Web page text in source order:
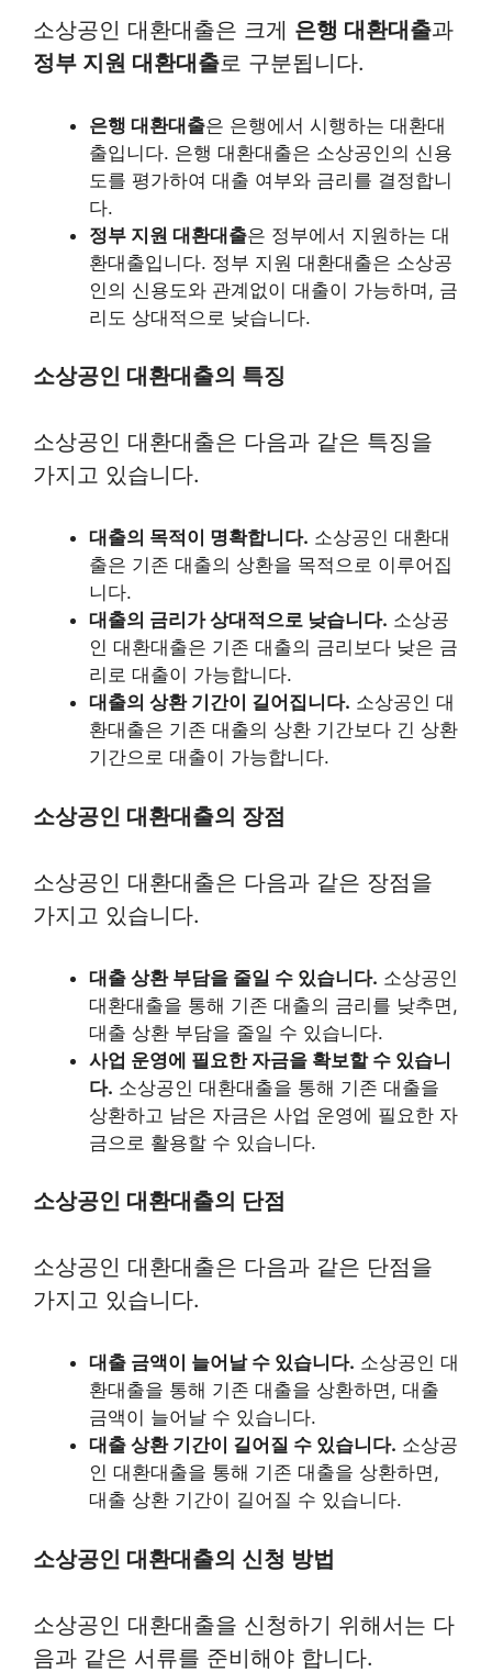
소상공인 대환대출은 크게 은행 대환대출과
정부 지원 대환대출로 구분됩니다.
은행 대환대출은 은행에서 시행하는 대환대
출입니다. 은행 대환대출은 소상공인의 신용
도를 평가하여 대출 여부와 금리를 결정합니
다.
정부 지원 대환대출은 정부에서 지원하는 대
환대출입니다. 정부 지원 대환대출은 소상공
인의 신용도와 관계없이 대출이 가능하며, 금
리도 상대적으로 낮습니다.
소상공인 대환대출의 특징
소상공인 대환대출은 다음과 같은 특징을
가지고 있습니다.
대출의 목적이 명확합니다. 소상공인 대환대
출은 기존 대출의 상환을 목적으로 이루어집
니다.
대출의 금리가 상대적으로 낮습니다. 소상공
인 대환대출은 기존 대출의 금리보다 낮은 금
리로 대출이 가능합니다.
대출의 상환 기간이 길어집니다. 소상공인 대
환대출은 기존 대출의 상환 기간보다 긴 상환
기간으로 대출이 가능합니다.
소상공인 대환대출의 장점
소상공인 대환대출은 다음과 같은 장점을
가지고 있습니다.
대출 상환 부담을 줄일 수 있습니다. 소상공인
대환대출을 통해 기존 대출의 금리를 낮추면,
대출 상환 부담을 줄일 수 있습니다.
사업 운영에 필요한 자금을 확보할 수 있습니
다. 소상공인 대환대출을 통해 기존 대출을
상환하고 남은 자금은 사업 운영에 필요한 자
금으로 활용할 수 있습니다.
소상공인 대환대출의 단점
소상공인 대환대출은 다음과 같은 단점을
가지고 있습니다.
대출 금액이 늘어날 수 있습니다. 소상공인 대
환대출을 통해 기존 대출을 상환하면, 대출
금액이 늘어날 수 있습니다.
대출 상환 기간이 길어질 수 있습니다. 소상공
인 대환대출을 통해 기존 대출을 상환하면,
대출 상환 기간이 길어질 수 있습니다.
소상공인 대환대출의 신청 방법
소상공인 대환대출을 신청하기 위해서는 다
음과 같은 서류를 준비해야 합니다.